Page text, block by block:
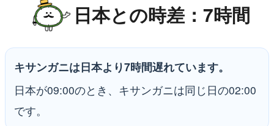
日本との時差：7時間
キサンガニは日本より7時間遅れています。
日本が09:00のとき、キサンガニは同じ日の02:00
です。